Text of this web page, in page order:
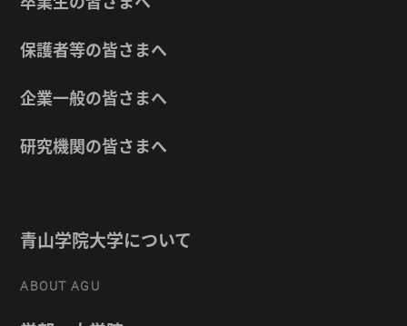
保護者等の皆さまへ
企業一般の皆さまへ
研究機関の皆さまへ
青山学院大学について
ABOUT AGU